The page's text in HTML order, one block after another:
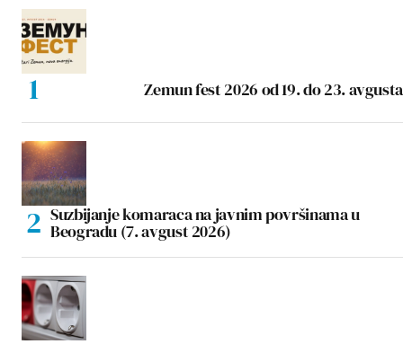
Zemun fest 2026 od 19. do 23. avgusta
Suzbijanje komaraca na javnim površinama u
Beogradu (7. avgust 2026)